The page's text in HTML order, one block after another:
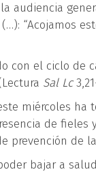
audiencia
“Acojamos
con el ciclo de
Sal Lc
miércoles ha
de fieles
de la
bajar a